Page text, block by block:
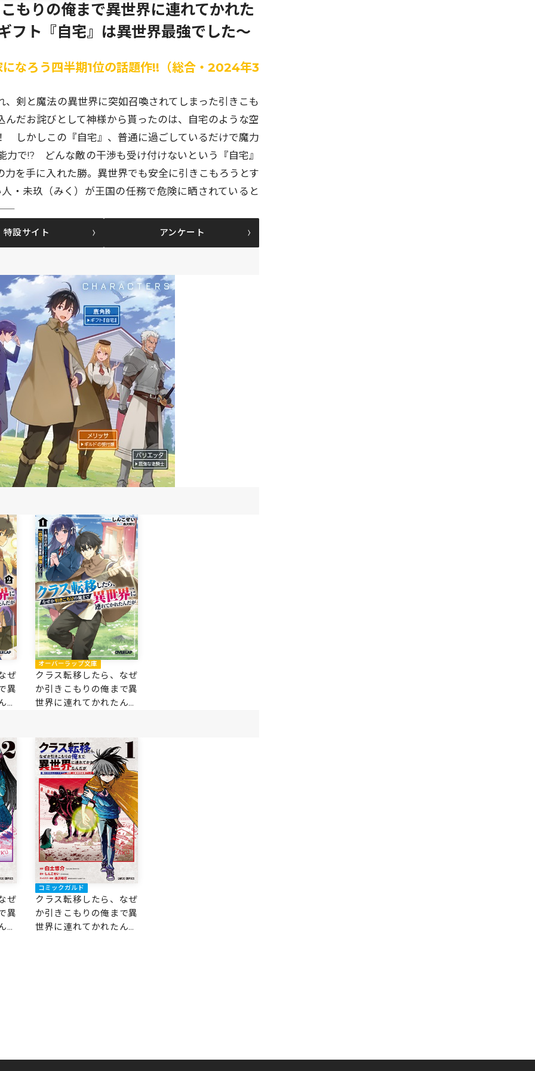
もりの俺まで異世界に連れてかれた
ト『自宅』は異世界最強でした～
なろう四半期1位の話題作!!（総合・2024年3
剣と魔法の異世界に突如召喚されてしまった引きこも
だお詫びとして神様から貰ったのは、自宅のような空
しかしこの『自宅』、普通に過ごしているだけで魔力
で!? どんな敵の干渉も受け付けないという『自宅』
を手に入れた勝。異世界でも安全に引きこもろうとす
・未玖（みく）が王国の任務で危険に晒されていると
特設サイト アンケート
ぜ
異
だ
オーバーラップ文庫
クラス転移したら、なぜ
か引きこもりの俺まで異
世界に連れてかれたんだ
界最強でした～
ぜ
異
だ
コミックガルド
クラス転移したら、なぜ
か引きこもりの俺まで異
世界に連れてかれたんだ